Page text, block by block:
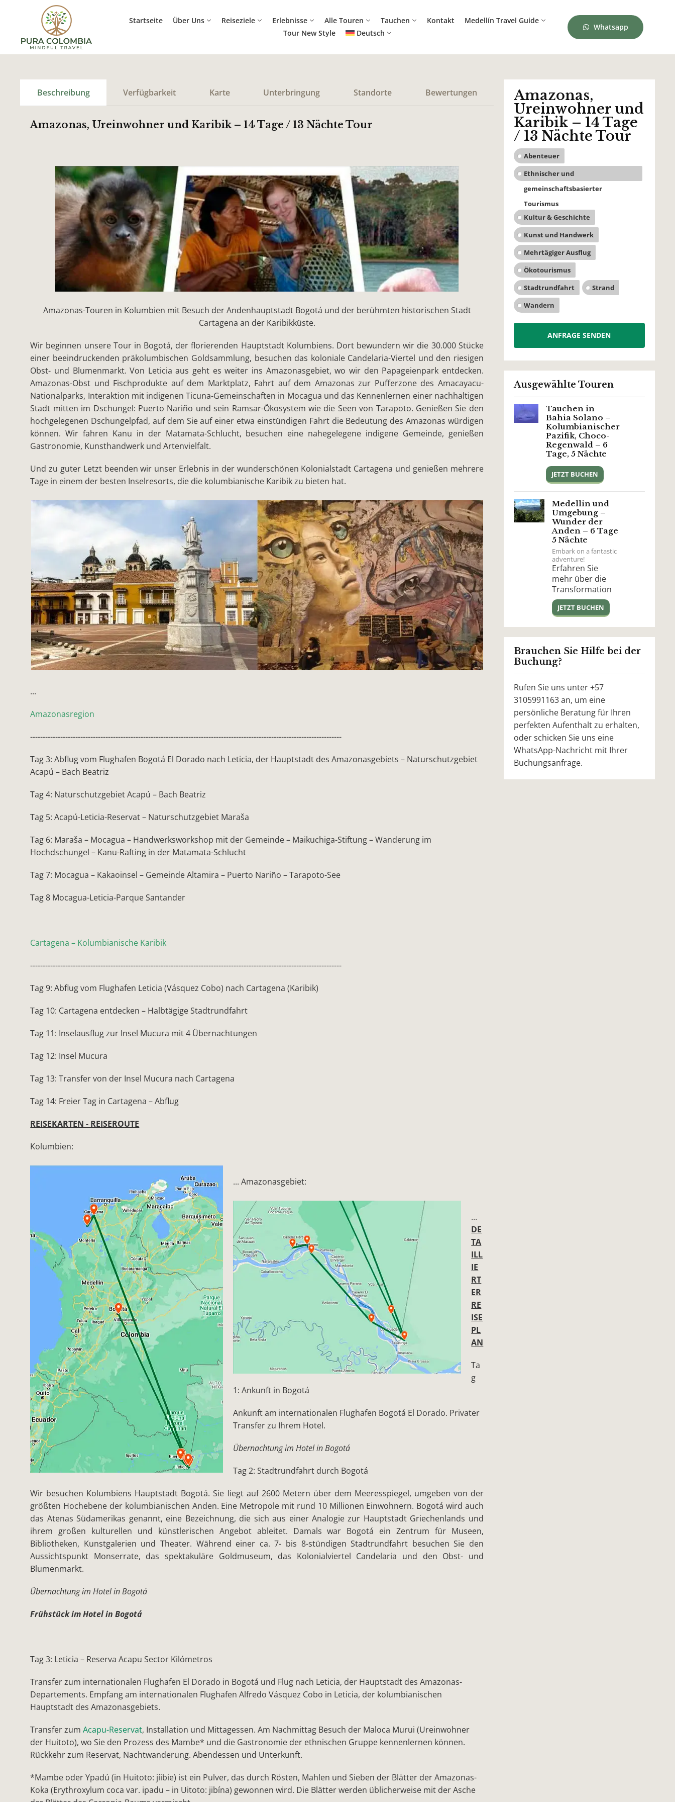
Startseite Über Uns Reiseziele Erlebnisse Alle Touren Tauchen Kontakt
Medellín Travel Guide
Tour New Style
Deutsch
Whatsapp
Beschreibung Verfügbarkeit Karte Unterbringung Standorte Bewertungen
Amazonas, Ureinwohner und Karibik – 14 Tage / 13 Nächte Tour
Amazonas-Touren in Kolumbien mit Besuch der Andenhauptstadt Bogotá und der berühmten historischen Stadt
Cartagena an der Karibikküste.
Wir beginnen unsere Tour in Bogotá, der florierenden Hauptstadt Kolumbiens. Dort bewundern wir die 30.000 Stücke
einer beeindruckenden präkolumbischen Goldsammlung, besuchen das koloniale Candelaria-Viertel und den riesigen
Obst- und Blumenmarkt. Von Leticia aus geht es weiter ins Amazonasgebiet, wo wir den Papageienpark entdecken.
Amazonas-Obst und Fischprodukte auf dem Marktplatz, Fahrt auf dem Amazonas zur Pufferzone des Amacayacu-
Nationalparks, Interaktion mit indigenen Ticuna-Gemeinschaften in Mocagua und das Kennenlernen einer nachhaltigen
Stadt mitten im Dschungel: Puerto Nariño und sein Ramsar-Ökosystem wie die Seen von Tarapoto. Genießen Sie den
hochgelegenen Dschungelpfad, auf dem Sie auf einer etwa einstündigen Fahrt die Bedeutung des Amazonas würdigen
können. Wir fahren Kanu in der Matamata-Schlucht, besuchen eine nahegelegene indigene Gemeinde, genießen
Gastronomie, Kunsthandwerk und Artenvielfalt.
Und zu guter Letzt beenden wir unser Erlebnis in der wunderschönen Kolonialstadt Cartagena und genießen mehrere
Tage in einem der besten Inselresorts, die die kolumbianische Karibik zu bieten hat.
...
Amazonasregion
----------------------------------------------------------------------------------------------------------------------------
Tag 3: Abflug vom Flughafen Bogotá El Dorado nach Leticia, der Hauptstadt des Amazonasgebiets – Naturschutzgebiet
Acapú – Bach Beatriz
Tag 4: Naturschutzgebiet Acapú – Bach Beatriz
Tag 5: Acapú-Leticia-Reservat – Naturschutzgebiet Maraša
Tag 6: Maraša – Mocagua – Handwerksworkshop mit der Gemeinde – Maikuchiga-Stiftung – Wanderung im
Hochdschungel – Kanu-Rafting in der Matamata-Schlucht
Tag 7: Mocagua – Kakaoinsel – Gemeinde Altamira – Puerto Nariño – Tarapoto-See
Tag 8 Mocagua-Leticia-Parque Santander
Cartagena – Kolumbianische Karibik
----------------------------------------------------------------------------------------------------------------------------
Tag 9: Abflug vom Flughafen Leticia (Vásquez Cobo) nach Cartagena (Karibik)
Tag 10: Cartagena entdecken – Halbtägige Stadtrundfahrt
Tag 11: Inselausflug zur Insel Mucura mit 4 Übernachtungen
Tag 12: Insel Mucura
Tag 13: Transfer von der Insel Mucura nach Cartagena
Tag 14: Freier Tag in Cartagena – Abflug
REISEKARTEN - REISEROUTE
Kolumbien:
... Amazonasgebiet:
...
DE
TA
ILL
IE
RT
ER
RE
ISE
PL
AN
Ta
g
1: Ankunft in Bogotá
Ankunft am internationalen Flughafen Bogotá El Dorado. Privater
Transfer zu Ihrem Hotel.
Übernachtung im Hotel in Bogotá
Tag 2: Stadtrundfahrt durch Bogotá
Wir besuchen Kolumbiens Hauptstadt Bogotá. Sie liegt auf 2600 Metern über dem Meeresspiegel, umgeben von der
größten Hochebene der kolumbianischen Anden. Eine Metropole mit rund 10 Millionen Einwohnern. Bogotá wird auch
das Atenas Südamerikas genannt, eine Bezeichnung, die sich aus einer Analogie zur Hauptstadt Griechenlands und
ihrem großen kulturellen und künstlerischen Angebot ableitet. Damals war Bogotá ein Zentrum für Museen,
Bibliotheken, Kunstgalerien und Theater. Während einer ca. 7- bis 8-stündigen Stadtrundfahrt besuchen Sie den
Aussichtspunkt Monserrate, das spektakuläre Goldmuseum, das Kolonialviertel Candelaria und den Obst- und
Blumenmarkt.
Übernachtung im Hotel in Bogotá
Frühstück im Hotel in Bogotá
Tag 3: Leticia – Reserva Acapu Sector Kilómetros
Transfer zum internationalen Flughafen El Dorado in Bogotá und Flug nach Leticia, der Hauptstadt des Amazonas-
Departements. Empfang am internationalen Flughafen Alfredo Vásquez Cobo in Leticia, der kolumbianischen
Hauptstadt des Amazonasgebiets.
Transfer zumAcapu-Reservat, Installation und Mittagessen. Am Nachmittag Besuch der Maloca Murui (Ureinwohner
der Huitoto), wo Sie den Prozess des Mambe* und die Gastronomie der ethnischen Gruppe kennenlernen können.
Rückkehr zum Reservat, Nachtwanderung. Abendessen und Unterkunft.
*Mambe oder Ypadú (in Huitoto: jíibie) ist ein Pulver, das durch Rösten, Mahlen und Sieben der Blätter der Amazonas-
Koka (Erythroxylum coca var. ipadu – in Uitoto: jibína) gewonnen wird. Die Blätter werden üblicherweise mit der Asche
Amazonas,
Ureinwohner und
Karibik – 14 Tage
/ 13 Nächte Tour
Abenteuer
Ethnischer und
gemeinschaftsbasierter
Tourismus
Kultur & Geschichte
Kunst und Handwerk
Mehrtägiger Ausflug
Ökotourismus
Stadtrundfahrt
Strand
Wandern
ANFRAGE SENDEN
Ausgewählte Touren
Tauchen in
Bahia Solano –
Kolumbianischer
Pazifik, Choco-
Regenwald – 6
Tage, 5 Nächte
JETZT BUCHEN
Medellin und
Umgebung –
Wunder der
Anden – 6 Tage
5 Nächte
Embark on a fantastic
adventure!
Erfahren Sie
mehr über die
Transformation
von Medellín und
besuchen Sie die
Kaffeeregion,
JETZT BUCHEN
Brauchen Sie Hilfe bei der
Buchung?
Rufen Sie uns unter +57
3105991163 an, um eine
persönliche Beratung für Ihren
perfekten Aufenthalt zu erhalten,
oder schicken Sie uns eine
WhatsApp-Nachricht mit Ihrer
Buchungsanfrage.